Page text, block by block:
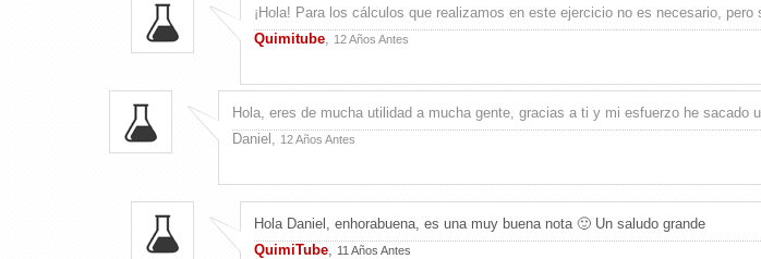
¡Hola! Para los cálculos que realizamos en este ejercicio no es necesario, pero
Quimitube, 12 Años Antes
Hola, eres de mucha utilidad a mucha gente, gracias a ti y mi esfuerzo he
Daniel,
12 Años Antes
Hola Daniel, enhorabuena, es una muy buena nota 🙂 Un saludo grande
QuimiTube, 11 Años Antes